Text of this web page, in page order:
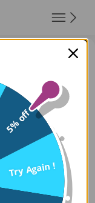
5% off
Try Again !